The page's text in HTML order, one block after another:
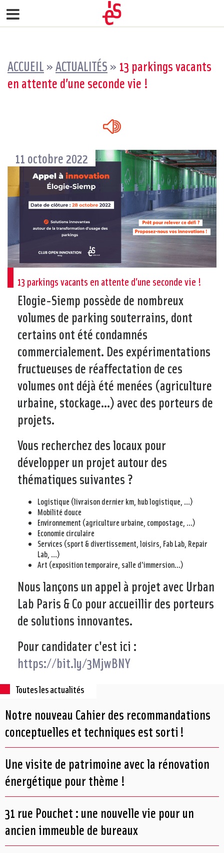
ACCUEIL »ACTUALITÉS » 13 parkings vacants
en attente d’une seconde vie !
11 octobre 2022
13 parkings vacants en attente d’une seconde vie !
Elogie-Siemp possède de nombreux
volumes de parking souterrains, dont
certains ont été condamnés
commercialement. Des expérimentations
fructueuses de réaffectation de ces
volumes ont déjà été menées (agriculture
urbaine, stockage…) avec des porteurs de
projets.
Vous recherchez des locaux pour
développer un projet autour des
thématiques suivantes ?
Logistique (livraison dernier km, hub logistique, …)
Mobilité douce
Environnement (agriculture urbaine, compostage, …)
Economie circulaire
Services (sport & divertissement, loisirs, Fab Lab, Repair
Lab, …)
Art (exposition temporaire, salle d'immersion…)
Nous lançons un appel à projet avec Urban
Lab Paris & Co pour accueillir des porteurs
de solutions innovantes.
Pour candidater c'est ici :
https://bit.ly/3MjwBNY
Toutes les actualités
Notre nouveau Cahier des recommandations
conceptuelles et techniques est sorti !
Une visite de patrimoine avec la rénovation
énergétique pour thème !
31 rue Pouchet : une nouvelle vie pour un
ancien immeuble de bureaux